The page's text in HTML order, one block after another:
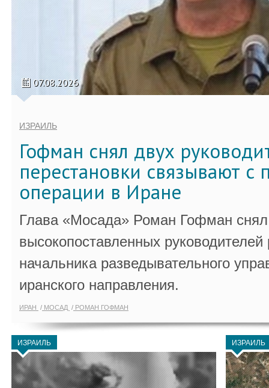
07.08.2026
ИЗРАИЛЬ
Гофман снял двух
перестановки связывают с
операции в Иране
Глава «Мосада» Роман Гофман снял
высокопоставленных
начальника разведывательного
иранского направления.
ИРАН МОСАД РОМАН ГОФМАН
ИЗРАИЛЬ ИЗРАИЛЬ